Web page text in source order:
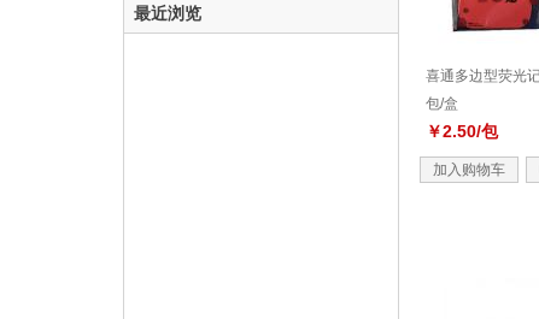
最近浏览
喜通多边型荧光
包/盒
￥2.50/包
加入购物车